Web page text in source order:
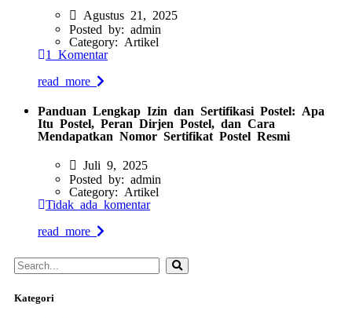
Agustus 21, 2025
Posted by: admin
Category:
Artikel
1 Komentar
read more
Panduan Lengkap Izin dan Sertifikasi Postel: Apa
Itu Postel, Peran Dirjen Postel, dan Cara
Mendapatkan Nomor Sertifikat Postel Resmi
Juli 9, 2025
Posted by: admin
Category:
Artikel
Tidak ada komentar
read more
Kategori